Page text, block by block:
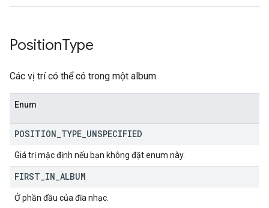
PositionType
Các vị trí có thể có trong một album.
Enum
POSITION TYPE UNSPECIFIED
Giá trị mặc định nếu bạn không đặt enum này.
FIRST IN ALBUM
Ở phần đầu của đĩa nhạc.